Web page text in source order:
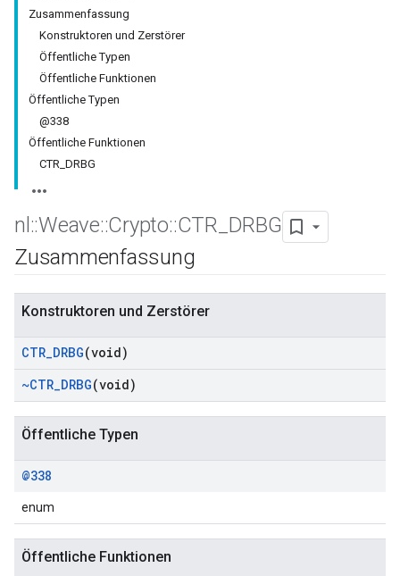
Zusammenfassung
Konstruktoren und Zerstörer
Öffentliche Typen
Öffentliche Funktionen
Öffentliche Typen
@338
Öffentliche Funktionen
CTR_DRBG
nl ::Weave::Crypto::CTR DRBG
Zusammenfassung
Konstruktoren und Zerstörer
CTR_DRBG(void)
~CTR_DRBG(void)
Öffentliche Typen
@338
enum
Öffentliche Funktionen